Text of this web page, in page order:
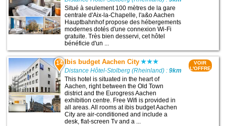
Situé à seulement 100 mètres de la gare
centrale d'Aix-la-Chapelle, l'a&o Aachen
Hauptbahnhof propose des hébergements
modernes dotés d'une connexion Wi-Fi
gratuite. Très bien desservi, cet hôtel
bénéficie d'un ...
14 Ibis budget Aachen City
Distance Hôtel-Stolberg (Rheinland) :9km
This hotel is situated in the heart of
Aachen, right between the Old Town
district and the Eurogress Aachen
exhibition centre. Free Wifi is provided in
all areas. All rooms at ibis budget Aachen
City are air-conditioned and include a
desk, flat-screen Tv and a ...
VOIR
L'OFFRE